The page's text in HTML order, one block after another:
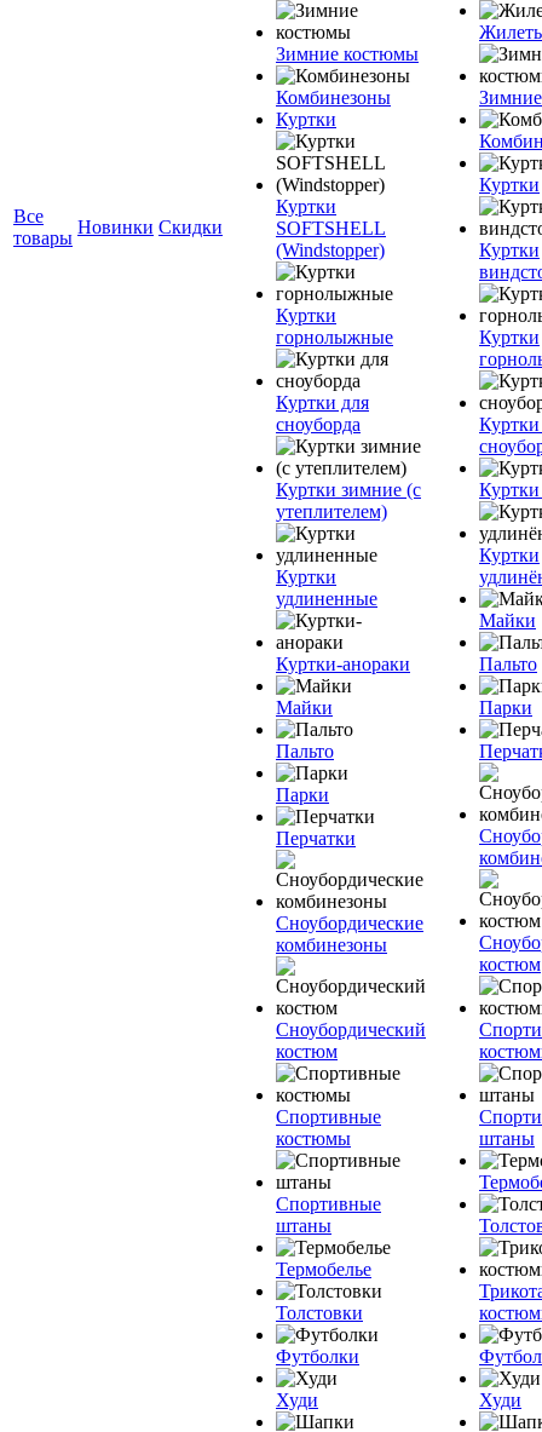
Все
товары
Новинки Скидки
Зимние костюмы
Комбинезоны
Куртки
Куртки
SOFTSHELL
(Windstopper)
Куртки
горнолыжные
Куртки для
сноуборда
Куртки зимние (с
утеплителем)
Куртки
удлиненные
Куртки-анораки
Майки
Пальто
Парки
Перчатки
Сноубордические
комбинезоны
Сноубордический
костюм
Спортивные
костюмы
Спортивные
штаны
Термобелье
Толстовки
Футболки
Худи
Куртки
Куртки
Куртки
Куртки
Куртки
Майки
Пальто
Парки
костюм
штаны
Худи